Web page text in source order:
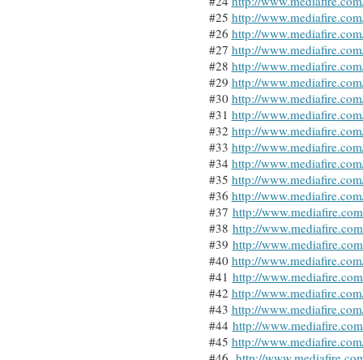
#25 http://
#26 http://
#27 http://
#28 http://
#29 http://
#30 http://
#31 http://
#32 http://
#33 http://
#34 http://
#35 http://
#36 http://
#37 http://
#38 http://
#39 http://
#40 http://
#41 http://
#42 http://
#43 http://
#44 http://
#45 http://